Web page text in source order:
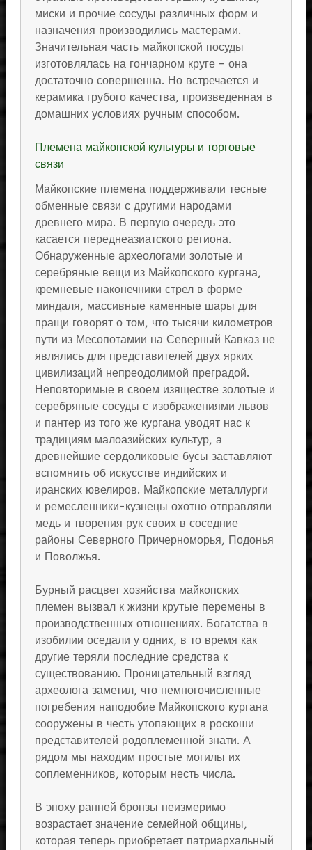
миски и прочие сосуды различных форм и
назначения производились мастерами.
Значительная часть майкопской посуды
изготовлялась на гончарном круге – она
достаточно совершенна. Но встречается и
керамика грубого качества, произведенная в
домашних условиях ручным способом.
Племена майкопской культуры и торговые
связи
Майкопские племена поддерживали тесные
обменные связи с другими народами
древнего мира. В первую очередь это
касается переднеазиатского региона.
Обнаруженные археологами золотые и
серебряные вещи из Майкопского кургана,
кремневые наконечники стрел в форме
миндаля, массивные каменные шары для
пращи говорят о том, что тысячи километров
пути из Месопотамии на Северный Кавказ не
являлись для представителей двух ярких
цивилизаций непреодолимой преградой.
Неповторимые в своем изяществе золотые и
серебряные сосуды с изображениями львов
и пантер из того же кургана уводят нас к
традициям малоазийских культур, а
древнейшие сердоликовые бусы заставляют
вспомнить об искусстве индийских и
иранских ювелиров. Майкопские металлурги
и ремесленники-кузнецы охотно отправляли
медь и творения рук своих в соседние
районы Северного Причерноморья, Подонья
и Поволжья.
Бурный расцвет хозяйства майкопских
племен вызвал к жизни крутые перемены в
производственных отношениях. Богатства в
изобилии оседали у одних, в то время как
другие теряли последние средства к
существованию. Проницательный взгляд
археолога заметил, что немногочисленные
погребения наподобие Майкопского кургана
сооружены в честь утопающих в роскоши
представителей родоплеменной знати. А
рядом мы находим простые могилы их
соплеменников, которым несть числа.
В эпоху ранней бронзы неизмеримо
возрастает значение семейной общины,
которая теперь приобретает патриархальный